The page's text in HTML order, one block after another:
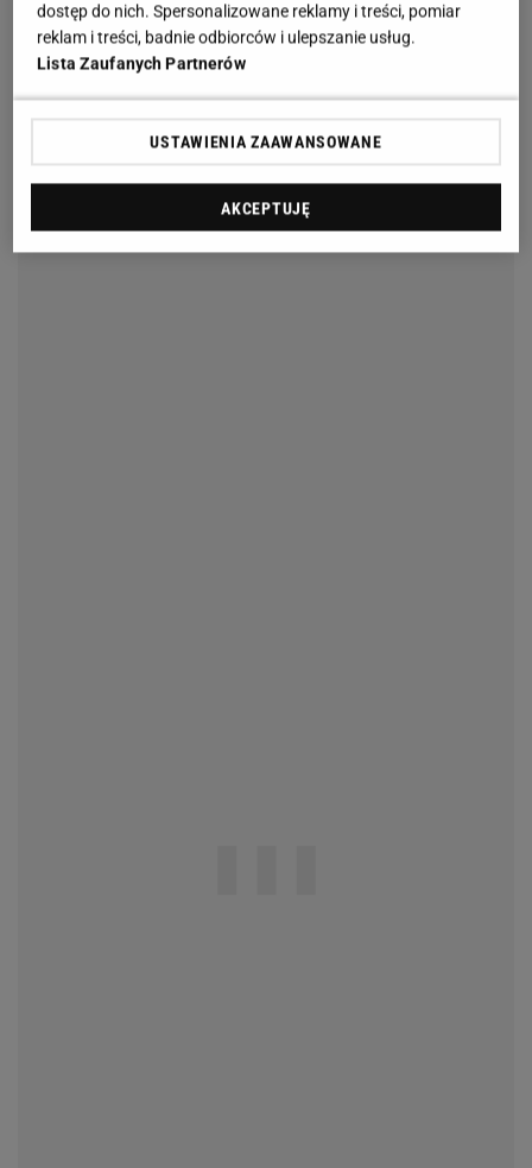
dostęp do nich. Spersonalizowane reklamy i treści, pomiar
reklam i treści, badnie odbiorców i ulepszanie usług.
Lista Zaufanych Partnerów
USTAWIENIA ZAAWANSOWANE
AKCEPTUJĘ